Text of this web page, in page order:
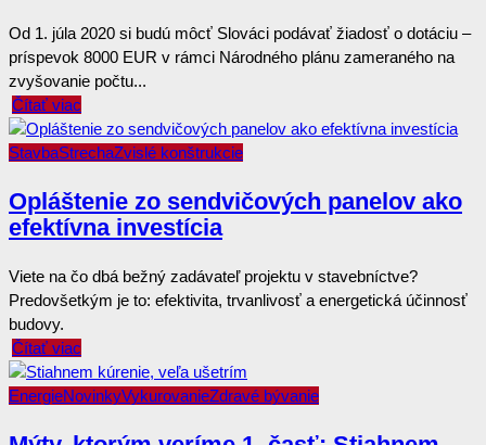
Od 1. júla 2020 si budú môcť Slováci podávať žiadosť o dotáciu –
príspevok 8000 EUR v rámci Národného plánu zameraného na
zvyšovanie počtu...
Čítať viac
StavbaStrechaZvislé konštrukcie
Opláštenie zo sendvičových panelov ako
efektívna investícia
Viete na čo dbá bežný zadávateľ projektu v stavebníctve?
Predovšetkým je to: efektivita, trvanlivosť a energetická účinnosť
budovy.
Čítať viac
EnergieNovinkyVykurovanieZdravé bývanie